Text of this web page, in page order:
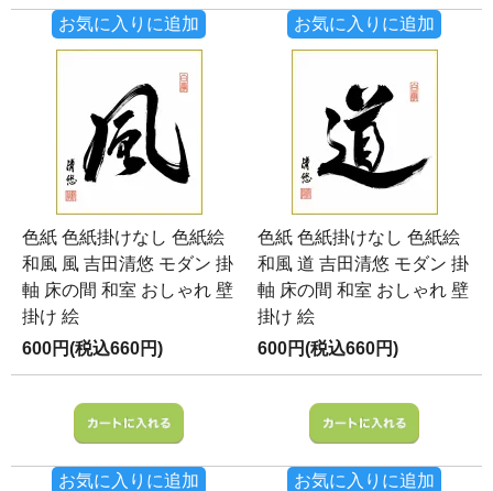
お気に入りに追加 お気に入りに追加
色紙 色紙掛けなし 色紙絵
和風 風 吉田清悠 モダン 掛
軸 床の間 和室 おしゃれ 壁
掛け 絵
600円(税込660円)
お気に入りに追加
色紙 色紙掛けなし 色紙絵
和風 道 吉田清悠 モダン 掛
軸 床の間 和室 おしゃれ 壁
掛け 絵
600円(税込660円)
お気に入りに追加